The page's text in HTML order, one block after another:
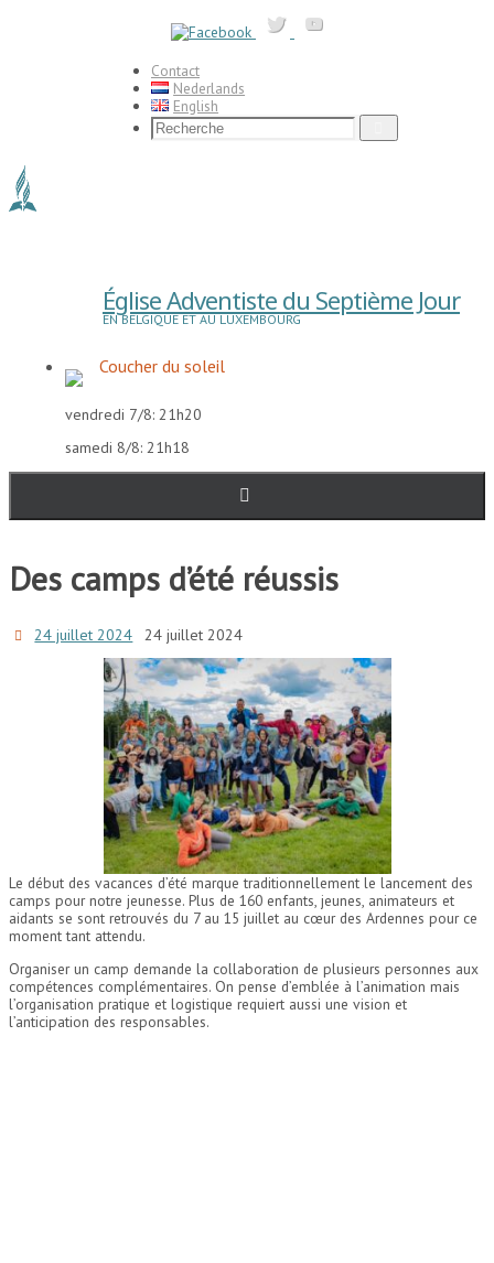
Contact
Nederlands
English
Search
for:
Église Adventiste du Septième Jour
EN BELGIQUE ET AU LUXEMBOURG
Coucher du soleil
vendredi 7/8: 21h20
samedi 8/8: 21h18
Des camps d’été réussis
24 juillet 2024 24 juillet 2024
Le début des vacances d’été marque traditionnellement le lancement des
camps pour notre jeunesse. Plus de 160 enfants, jeunes, animateurs et
aidants se sont retrouvés du 7 au 15 juillet au cœur des Ardennes pour ce
moment tant attendu.
Organiser un camp demande la collaboration de plusieurs personnes aux
compétences complémentaires. On pense d’emblée à l’animation mais
l’organisation pratique et logistique requiert aussi une vision et
l’anticipation des responsables.